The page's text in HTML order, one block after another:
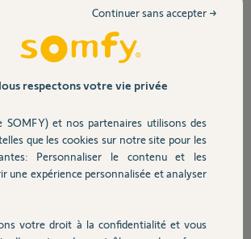
box garage
Bonjour, La fermeture de
mon box fonctionne
uniquement avecles
télécommandes. Le
portail ne fonctionne pas
boutons montée-
Somfy boitier en photo ROLLIXO IO. Merci
ce problème. Cordialement
ans
respectons votre vie privée
SOMFY) et nos partenaires utilisons des
que les cookies sur notre site pour les
Personnaliser le contenu et les
une expérience personnalisée et analyser
votre droit à la confidentialité et vous
Continuer sans accepter →